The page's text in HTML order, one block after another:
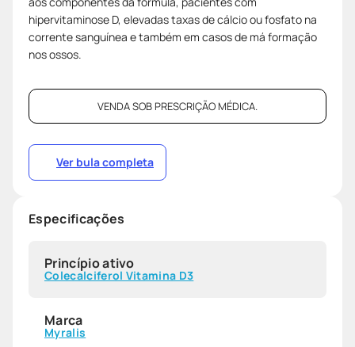
hipervitaminose D, elevadas taxas de cálcio ou fosfato na
corrente sanguínea e também em casos de má formação
nos ossos.
VENDA SOB PRESCRIÇÃO MÉDICA.
Ver bula completa
Especificações
Princípio ativo
Colecalciferol Vitamina D3
Marca
Myralis